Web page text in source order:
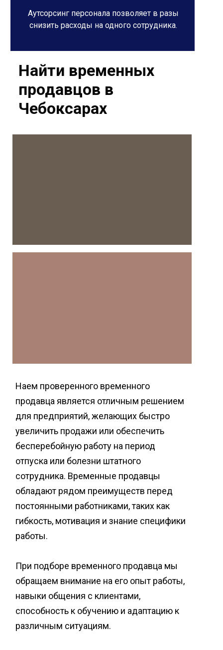
Аутсорсинг персонала позволяет в разы
снизить расходы на одного сотрудника.
Наем проверенного временного
продавца является отличным решением
для предприятий, желающих быстро
увеличить продажи или обеспечить
бесперебойную работу на период
отпуска или болезни штатного
сотрудника. Временные продавцы
обладают рядом преимуществ перед
постоянными работниками, таких как
гибкость, мотивация и знание специфики
работы.
При подборе временного продавца мы
обращаем внимание на его опыт работы,
навыки общения с клиентами,
способность к обучению и адаптацию к
различным ситуациям.
Найти временных
продавцов в
Чебоксарах